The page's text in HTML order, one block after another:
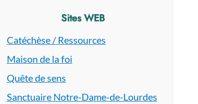
Sites WEB
Catéchèse / Ressources
Maison de la foi
Quête de sens
Sanctuaire Notre-Dame-de-Lourdes